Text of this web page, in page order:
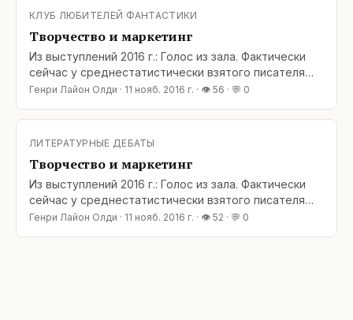
пишет, а не тот, кто лежит на прилавке. Впрочем,
львиная доля нынешних семинаров для писателей
сводится
КЛУБ ЛЮБИТЕЛЕЙ ФАНТАСТИКИ
Творчество и маркетинг
Из выступлений 2016 г.: Голос из зала. Фактически
сейчас у среднестатистически взятого писателя
есть только один вариант, чтобы стабильно
Олди: Стоит отметить: писатель – это тот, кто
львиная доля нынешних семинаров для писателей
сводится
Генри Лайон Олди · 11 нояб. 2016 г. · 👁 56 · 💬 0
ЛИТЕРАТУРНЫЕ ДЕБАТЫ
Творчество и маркетинг
Из выступлений 2016 г.: Голос из зала. Фактически
сейчас у среднестатистически взятого писателя
есть только один вариант, чтобы стабильно
Генри Лайон Олди · 11 нояб. 2016 г. · 👁 52 · 💬 0